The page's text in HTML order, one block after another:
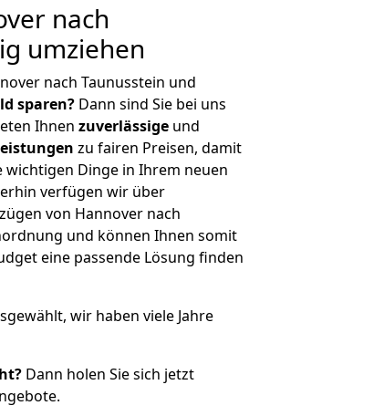
nach
umziehen
nach Taunusstein und
sparen? Dann sind Sie bei uns
Ihnen zuverlässige und
zu fairen Preisen, damit
wichtigen Dinge in Ihrem neuen
verfügen wir über
von Hannover nach
und können Ihnen somit
eine passende Lösung finden
wir haben viele Jahre
Dann holen Sie sich jetzt